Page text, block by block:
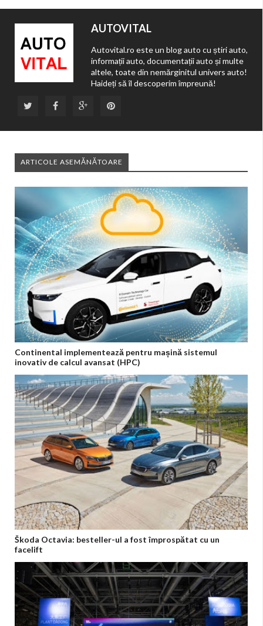
AUTOVITAL
Autovital.ro este un blog auto cu știri auto,
informații auto, documentații auto și multe
altele, toate din nemărginitul univers auto!
Haideți să îl descoperim împreună!
ARTICOLE ASEMĂNĂTOARE
Continental implementează pentru mașină sistemul
inovativ de calcul avansat (HPC)
Škoda Octavia: besteller-ul a fost împrospătat cu un
facelift